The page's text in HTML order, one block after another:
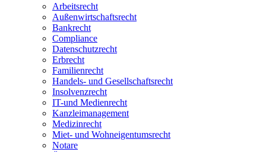
Arbeitsrecht
Außenwirtschaftsrecht
Bankrecht
Compliance
Datenschutzrecht
Erbrecht
Familienrecht
Handels- und Gesellschaftsrecht
Insolvenzrecht
IT-und Medienrecht
Kanzleimanagement
Medizinrecht
Miet- und Wohneigentumsrecht
Notare